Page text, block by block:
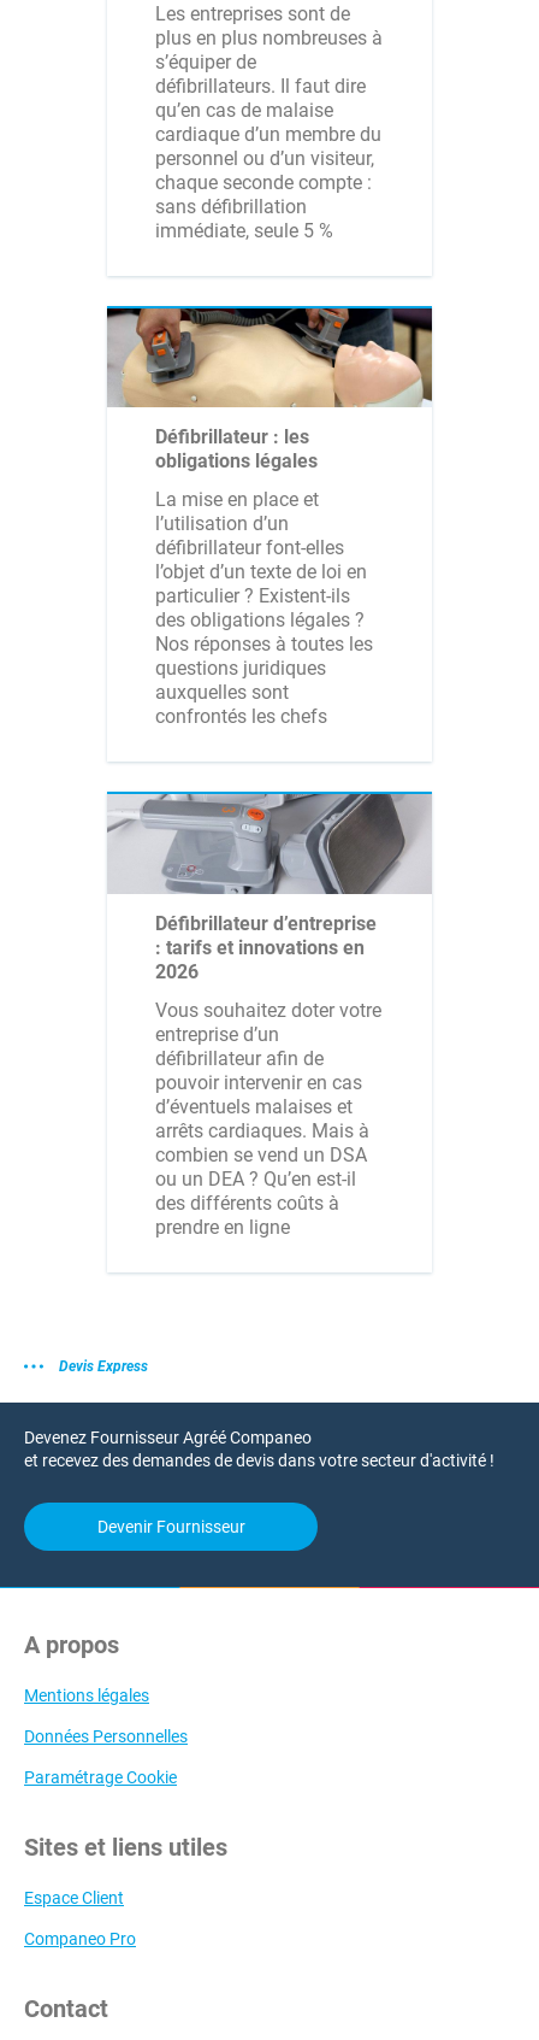
Les entreprises sont de
plus en plus nombreuses à
s’équiper de
défibrillateurs. Il faut dire
qu’en cas de malaise
cardiaque d’un membre du
personnel ou d’un visiteur,
chaque seconde compte :
sans défibrillation
immédiate, seule 5 %
Défibrillateur : les
obligations légales
La mise en place et
l’utilisation d’un
défibrillateur font-elles
l’objet d’un texte de loi en
particulier ? Existent-ils
des obligations légales ?
Nos réponses à toutes les
questions juridiques
auxquelles sont
confrontés les chefs
Défibrillateur d’entreprise
: tarifs et innovations en
2026
Vous souhaitez doter votre
entreprise d’un
défibrillateur afin de
pouvoir intervenir en cas
d’éventuels malaises et
arrêts cardiaques. Mais à
combien se vend un DSA
ou un DEA ? Qu’en est-il
des différents coûts à
prendre en ligne
Devis Express
Devenez Fournisseur Agréé Companeo
et recevez des demandes de devis dans votre secteur d'activité !
Devenir Fournisseur
A propos
Mentions légales
Données Personnelles
Paramétrage Cookie
Sites et liens utiles
Espace Client
Companeo Pro
Contact